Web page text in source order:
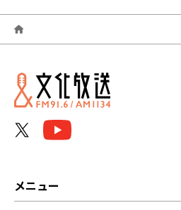
2026年06月
2026年05月
2026年04月
メニュー